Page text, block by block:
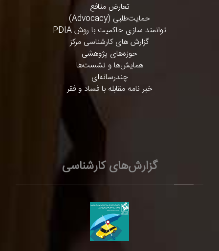
تعارض منافع
حمایت‌طلبی (Advocacy)
توانمند سازی حاکمیت با روش PDIA
گزارش های کارشناسی مرکز
حوزه‌های پژوهشی
همایش‌ها و نشست‌ها
چندرسانه‌ای
خبر نامه مقابله با فساد و فقر
گزارش‌های کارشناسی